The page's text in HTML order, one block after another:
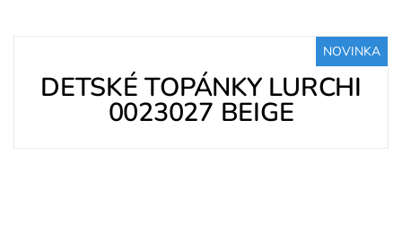
NOVINKA
DETSKÉ TOPÁNKY LURCHI
0023027 BEIGE